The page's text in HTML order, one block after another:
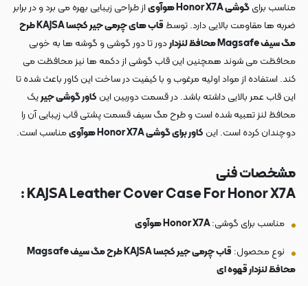
مناسب برایگوشی Honor X7A هوآوی
از طراحی زیبایی بهره می برد و در برابر
ضربه ها مقاومت بالایی دارد. توسط
قاب های چرمی جیر کجسا KAJSA طرح
مگ سیف Magsafe محافظ لنزدار
دور تا دور گوشی و گوشه ها به خوبی
محافظت می شوند همچنین این قاب گوشی از دکمه ها نیز محافظت می
کند. استفاده از مواد اولیه مرغوب و با کیفیت در ساخت این کاور باعث شده تا
این قاب عمر بالایی داشته باشد. در قسمت دوربین این کاور گوشی جیریک
محافظ لنز تعبیه شده است و طرح مگ سیف قسمت پشتی قاب زیبایی آن را
دوچندان کرده است. این کاور برای گوشی Honor X7A هوآوی مناسب است.
مشخصات فنی
KAJSA Leather Cover Case For Honor X7A :
مناسب برای گوشی:
نوع محصول:
قاب چرمی جیر کجسا KAJSA طرح مگ سیف Magsafe
محافظ لنزدار قهوه ای